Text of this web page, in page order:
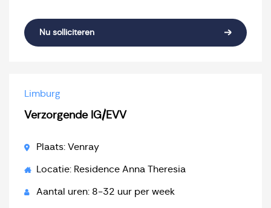
Nu solliciteren
Limburg
Verzorgende IG/EVV
Plaats: Venray
Locatie: Residence Anna Theresia
Aantal uren: 8-32 uur per week